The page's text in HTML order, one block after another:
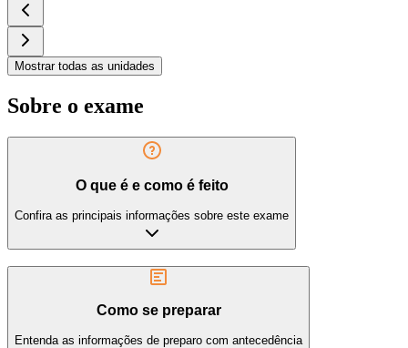
Mostrar todas as unidades
Sobre o exame
O que é e como é feito
Confira as principais informações sobre este exame
Como se preparar
Entenda as informações de preparo com antecedência